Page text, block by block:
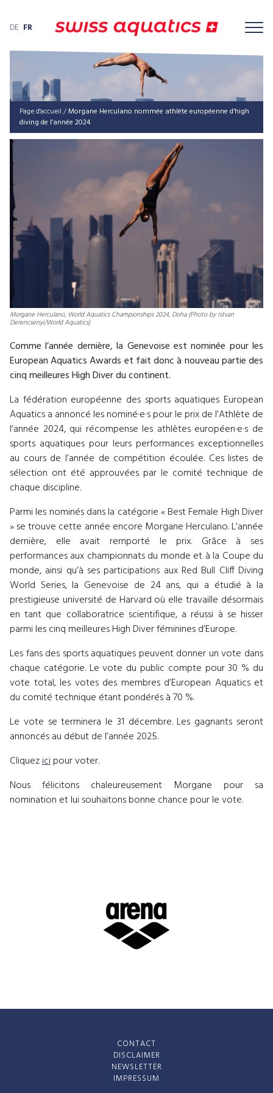
DE FR
Page d'accueil /Morgane Herculano nommée athlète européenne d’high
diving de l’année 2024
Morgane Herculano, World Aquatics Championships 2024, Doha (Photo by Istvan
Derencsenyi/World Aquatics)
Comme l’année dernière, la Genevoise est nominée pour les
European Aquatics Awards et fait donc à nouveau partie des
cinq meilleures High Diver du continent.
La fédération européenne des sports aquatiques European
Aquatics a annoncé les nominé·e·s pour le prix de l’Athlète de
l’année 2024, qui récompense les athlètes européen·e·s de
sports aquatiques pour leurs performances exceptionnelles
au cours de l’année de compétition écoulée. Ces listes de
sélection ont été approuvées par le comité technique de
chaque discipline.
Parmi les nominés dans la catégorie « Best Female High Diver
» se trouve cette année encore Morgane Herculano. L’année
dernière, elle avait remporté le prix. Grâce à ses
performances aux championnats du monde et à la Coupe du
monde, ainsi qu’à ses participations aux Red Bull Cliff Diving
World Series, la Genevoise de 24 ans, qui a étudié à la
prestigieuse université de Harvard où elle travaille désormais
en tant que collaboratrice scientifique, a réussi à se hisser
parmi les cinq meilleures High Diver féminines d’Europe.
Les fans des sports aquatiques peuvent donner un vote dans
chaque catégorie. Le vote du public compte pour 30 % du
vote total, les votes des membres d’European Aquatics et
du comité technique étant pondérés à 70 %.
Le vote se terminera le 31 décembre. Les gagnants seront
annoncés au début de l’année 2025.
Cliquezicipour voter.
Nous félicitons chaleureusement Morgane pour sa
nomination et lui souhaitons bonne chance pour le vote.
CONTACT
DISCLAIMER
NEWSLETTER
IMPRESSUM